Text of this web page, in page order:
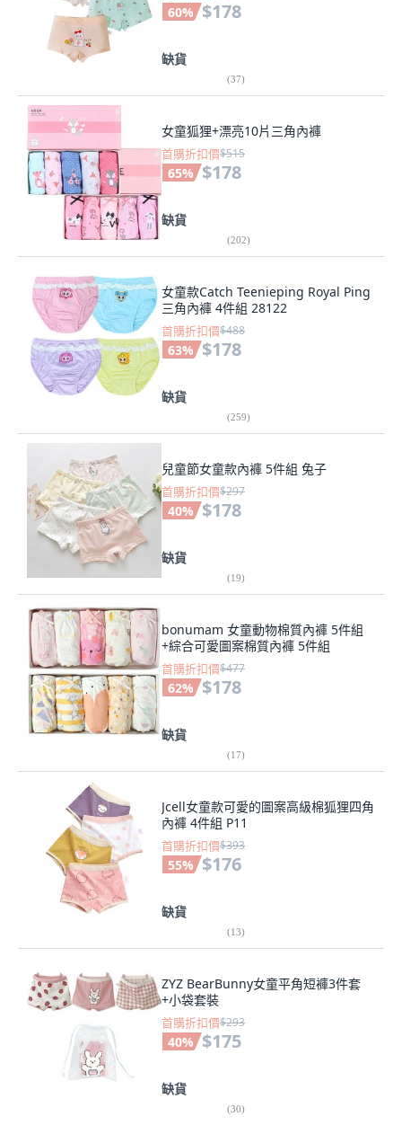
60% $178
缺貨
(37)
女童狐狸+漂亮10片三角內褲
首購折扣價$515
65% $178
缺貨
(202)
女童款Catch Teenieping Royal Ping
三角內褲 4件組 28122
首購折扣價$488
63% $178
缺貨
(259)
兒童節女童款內褲 5件組 兔子
首購折扣價$297
40% $178
缺貨
(19)
bonumam 女童動物棉質內褲 5件組
+綜合可愛圖案棉質內褲 5件組
首購折扣價$477
62% $178
缺貨
(17)
Jcell女童款可愛的圖案高級棉狐狸四角
內褲 4件組 P11
首購折扣價$393
55% $176
缺貨
(13)
ZYZ BearBunny女童平角短褲3件套
+小袋套裝
首購折扣價$293
40% $175
缺貨
(30)